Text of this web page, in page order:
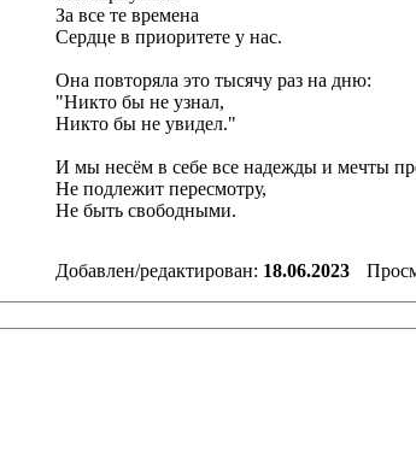
За все те времена
Сердце в приоритете у нас.
Она повторяла это тысячу раз на дню:
"Никто бы не узнал,
Никто бы не увидел."
И мы несём в себе все надежды и мечты
Не подлежит пересмотру,
Не быть свободными.
Добавлен/редактирован: 18.06.2023